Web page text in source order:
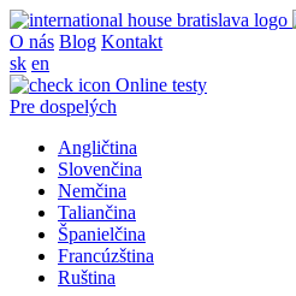
O nás Blog Kontakt
sk en
Online testy
Pre dospelých
Angličtina
Slovenčina
Nemčina
Taliančina
Španielčina
Francúzština
Ruština